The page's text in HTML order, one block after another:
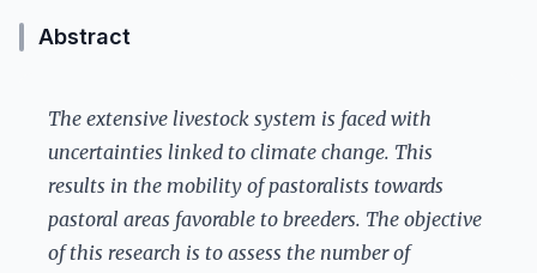
Abstract
The extensive livestock system is faced with
uncertainties linked to climate change. This
results in the mobility of pastoralists towards
pastoral areas favorable to breeders. The objective
of this research is to assess the number of